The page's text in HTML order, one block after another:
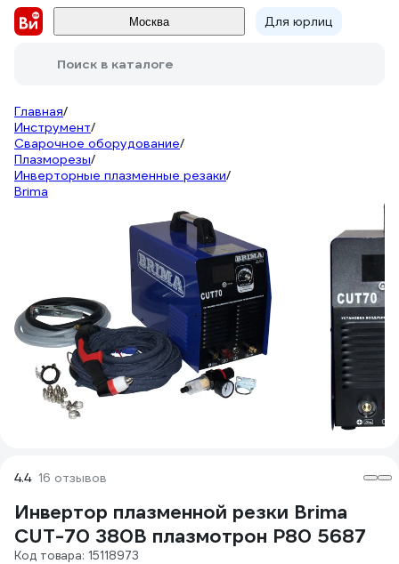
Москва Для юрлиц
Поиск в каталоге
Главная/
Инструмент/
Сварочное оборудование/
Плазморезы/
Инверторные плазменные резаки/
Brima
4.4 16 отзывов
Инвертор плазменной резки Brima
CUT-70 380В плазмотрон P80 5687
Код товара: 15118973